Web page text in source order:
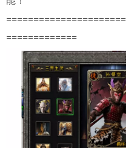
=============